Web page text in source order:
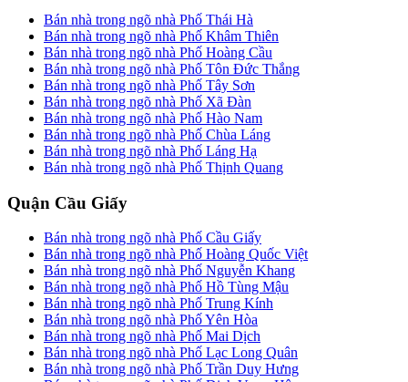
Bán nhà trong ngõ nhà Phố Thái Hà
Bán nhà trong ngõ nhà Phố Khâm Thiên
Bán nhà trong ngõ nhà Phố Hoàng Cầu
Bán nhà trong ngõ nhà Phố Tôn Đức Thắng
Bán nhà trong ngõ nhà Phố Tây Sơn
Bán nhà trong ngõ nhà Phố Xã Đàn
Bán nhà trong ngõ nhà Phố Hào Nam
Bán nhà trong ngõ nhà Phố Chùa Láng
Bán nhà trong ngõ nhà Phố Láng Hạ
Bán nhà trong ngõ nhà Phố Thịnh Quang
Quận Cầu Giấy
Bán nhà trong ngõ nhà Phố Cầu Giấy
Bán nhà trong ngõ nhà Phố Hoàng Quốc Việt
Bán nhà trong ngõ nhà Phố Nguyễn Khang
Bán nhà trong ngõ nhà Phố Hồ Tùng Mậu
Bán nhà trong ngõ nhà Phố Trung Kính
Bán nhà trong ngõ nhà Phố Yên Hòa
Bán nhà trong ngõ nhà Phố Mai Dịch
Bán nhà trong ngõ nhà Phố Lạc Long Quân
Bán nhà trong ngõ nhà Phố Trần Duy Hưng